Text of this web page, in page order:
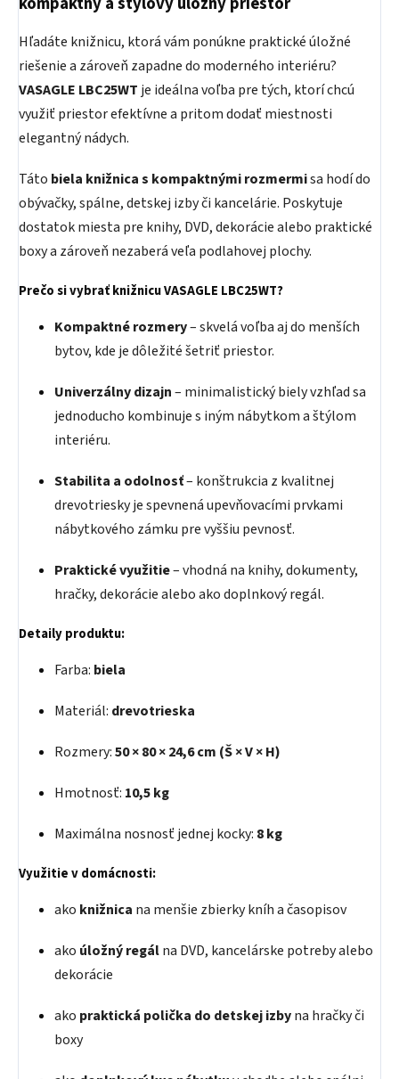
Hľadáte knižnicu, ktorá vám ponúkne praktické úložné
riešenie a zároveň zapadne do moderného interiéru?
VASAGLE LBC25WT je ideálna voľba pre tých, ktorí chcú
využiť priestor efektívne a pritom dodať miestnosti
elegantný nádych.
Táto biela knižnica s kompaktnými rozmermisa hodí do
obývačky, spálne, detskej izby či kancelárie. Poskytuje
dostatok miesta pre knihy, DVD, dekorácie alebo praktické
boxy a zároveň nezaberá veľa podlahovej plochy.
Prečo si vybrať knižnicu VASAGLE LBC25WT?
Kompaktné rozmery– skvelá voľba aj do menších
bytov, kde je dôležité šetriť priestor.
Univerzálny dizajn– minimalistický biely vzhľad sa
jednoducho kombinuje s iným nábytkom a štýlom
interiéru.
Stabilita a odolnosť– konštrukcia z kvalitnej
drevotriesky je spevnená upevňovacími prvkami
nábytkového zámku pre vyššiu pevnosť.
Praktické využitie– vhodná na knihy, dokumenty,
hračky, dekorácie alebo ako doplnkový regál.
Detaily produktu:
Farba: biela
Materiál: drevotrieska
Rozmery:50 × 80 × 24,6 cm (Š × V × H)
Hmotnosť: 10,5 kg
Maximálna nosnosť jednej kocky: 8 kg
Využitie v domácnosti:
ako knižnica na menšie zbierky kníh a časopisov
ako úložný regálna DVD, kancelárske potreby alebo
dekorácie
ako praktická polička do detskej izbyna hračky či
boxy